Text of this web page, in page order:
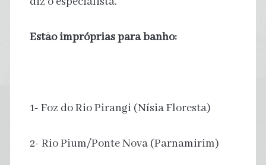
Estão impróprias para banho:
1- Foz do Rio Pirangi (Nísia Floresta)
2- Rio Pium/Ponte Nova (Parnamirim)